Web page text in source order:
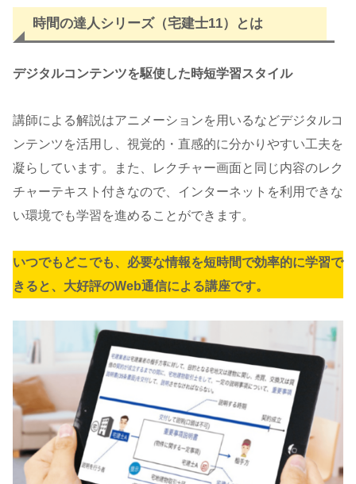
時間の達人シリーズ（宅建士11）とは
デジタルコンテンツを駆使した時短学習スタイル
講師による解説はアニメーションを用いるなどデジタルコ
ンテンツを活用し、視覚的・直感的に分かりやすい工夫を
凝らしています。また、レクチャー画面と同じ内容のレク
チャーテキスト付きなので、インターネットを利用できな
い環境でも学習を進めることができます。
いつでもどこでも、必要な情報を短時間で効率的に学習で
きると、大好評のWeb通信による講座です。